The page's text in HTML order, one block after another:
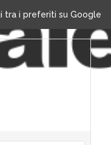
tra i preferiti su Google